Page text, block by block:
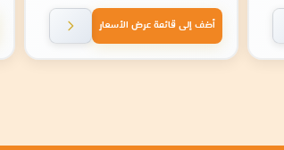
أضف إلى قائمة عرض الأسعار